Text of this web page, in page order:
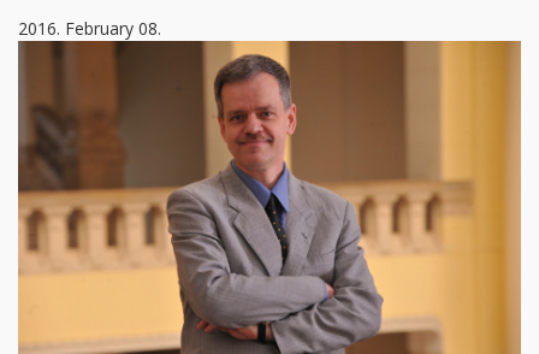
2016. February 08.